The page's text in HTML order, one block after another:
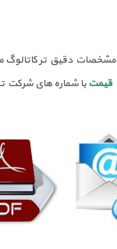
دقیق تر کاتالوگ
قیمت با شماره های شرکت